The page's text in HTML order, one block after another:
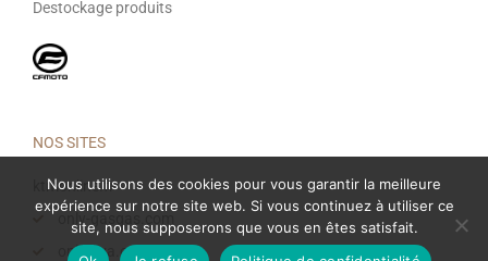
Destockage produits
NOS SITES
ktmonline.fr
only-gasgas.com
only-hva.com
Nous utilisons des cookies pour vous garantir la meilleure
expérience sur notre site web. Si vous continuez à utiliser ce
site, nous supposerons que vous en êtes satisfait.